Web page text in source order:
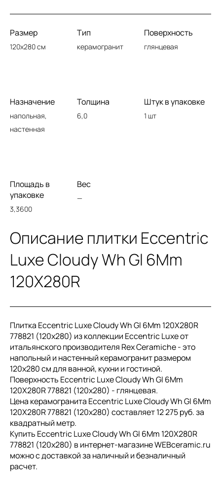
Размер
120x280 см
Тип
керамогранит
Поверхность
глянцевая
Назначение
напольная,
настенная
Толщина
6,0
Штук в упаковке
1 шт
Площадь в
упаковке
3,3600
Вес
—
Описание плитки Eccentric
Luxe Cloudy Wh Gl 6Mm
120X280R
Плитка Eccentric Luxe Cloudy Wh Gl 6Mm 120X280R
778821 (120x280) из коллекции Eccentric Luxe от
итальянского производителя Rex Ceramiche - это
напольный и настенный керамогранит размером
120x280 см для ванной, кухни и гостиной.
Поверхность Eccentric Luxe Cloudy Wh Gl 6Mm
120X280R 778821 (120x280) - глянцевая.
Цена керамогранита Eccentric Luxe Cloudy Wh Gl 6Mm
120X280R 778821 (120x280) составляет 12 275 руб. за
квадратный метр.
Купить Eccentric Luxe Cloudy Wh Gl 6Mm 120X280R
778821 (120x280) в интернет-магазине WEBceramic.ru
можно с доставкой за наличный и безналичный
расчет.